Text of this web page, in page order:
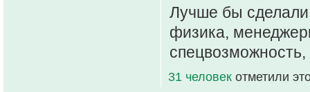
Лучше бы
физика,
31 человек отметили